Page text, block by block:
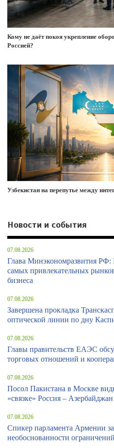
Кому не даёт покоя укрепление
Россией?
Узбекистан на перепутье между
Новости и события
07.08.2026
Глава Минэкономразвития РФ:
самых привлекательных
бизнеса
07.08.2026
Завершена прокладка
оптической линии по дну
07.08.2026
Главы правительств ЕАЭС
торговых отношений и
07.08.2026
Посол Пакистана в Москве
«связке» Россия –
07.08.2026
Спикер парламента Армении
необоснованности